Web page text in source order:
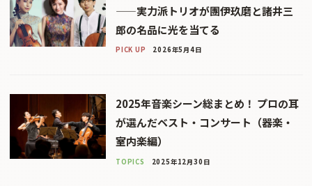
——実力派トリオが團伊玖磨と諸井三
郎の名品に光を当てる
PICK UP 2026年5月4日
2025年音楽シーン総まとめ！ プロの耳
が選んだベスト・コンサート（器楽・
室内楽編）
TOPICS 2025年12月30日